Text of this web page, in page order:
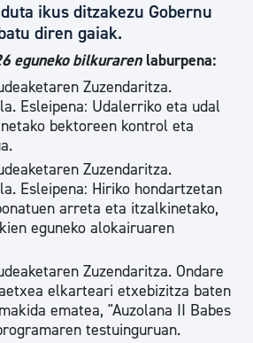
ikus ditzakezu Gobernu
diren gaiak.
eguneko bilkurarenlaburpena:
Zuzendaritza.
Esleipena: Udalerriko eta udal
bektoreen kontrol eta
Zuzendaritza.
Esleipena: Hiriko hondartzetan
arreta eta itzalkinetako,
eguneko alokairuaren
Zuzendaritza. Ondare
elkarteari etxebizitza baten
ematea, "Auzolana II Babes
testuinguruan.